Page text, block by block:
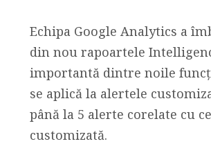
Echipa Google Analytics a
din nou rapoartele
importantă dintre noile
se aplică la alertele
până la 5 alerte corelate cu
customizată.